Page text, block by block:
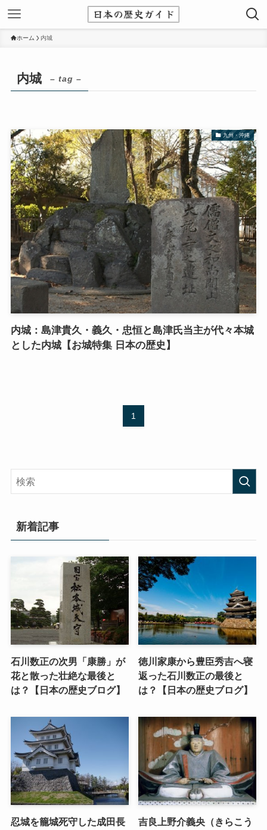
ホーム 内城
内城 – tag –
九州・沖縄
内城：島津貴久・義久・忠恒と島津氏当主が代々本城
とした内城【お城特集 日本の歴史】
1
新着記事
石川数正の次男「康勝」が
花と散った壮絶な最後と
は？【日本の歴史ブログ】
徳川家康から豊臣秀吉へ寝
返った石川数正の最後と
は？【日本の歴史ブログ】
忍城を籠城死守した成田長
吉良上野介義央（きらこう